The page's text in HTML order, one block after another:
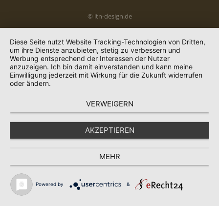
© itn-design.de
Diese Seite nutzt Website Tracking-Technologien von Dritten,
um ihre Dienste anzubieten, stetig zu verbessern und
Werbung entsprechend der Interessen der Nutzer
anzuzeigen. Ich bin damit einverstanden und kann meine
Einwilligung jederzeit mit Wirkung für die Zukunft widerrufen
oder ändern.
VERWEIGERN
AKZEPTIEREN
MEHR
Powered by &